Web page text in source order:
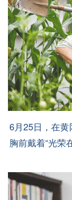
6月25日，在
胸前戴着“光荣